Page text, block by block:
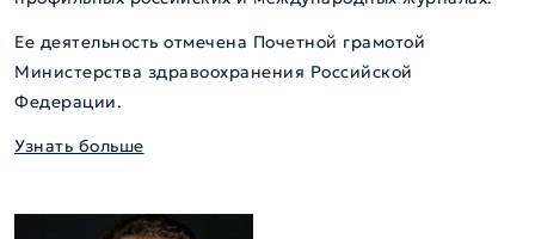
Ее деятельность отмечена Почетной грамотой
Министерства здравоохранения Российской
Федерации.
Узнать больше